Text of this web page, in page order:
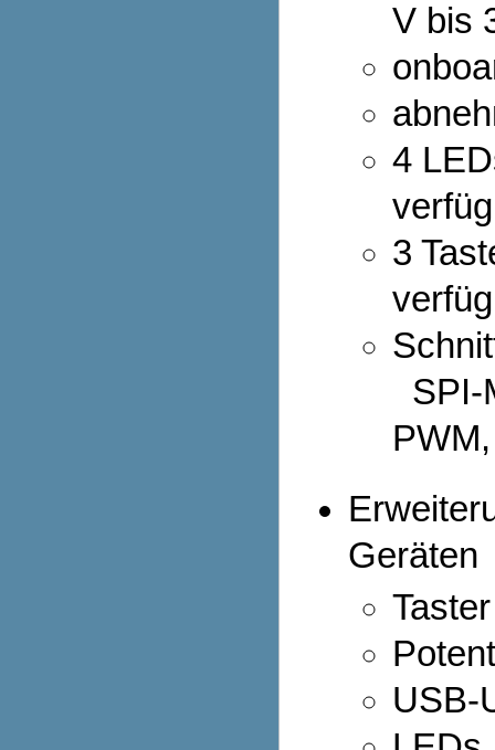
V bis
4
3
SPI-
Geräten
Taster
USB-